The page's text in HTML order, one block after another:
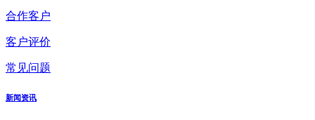
合作客户
客户评价
常见问题
新闻资讯